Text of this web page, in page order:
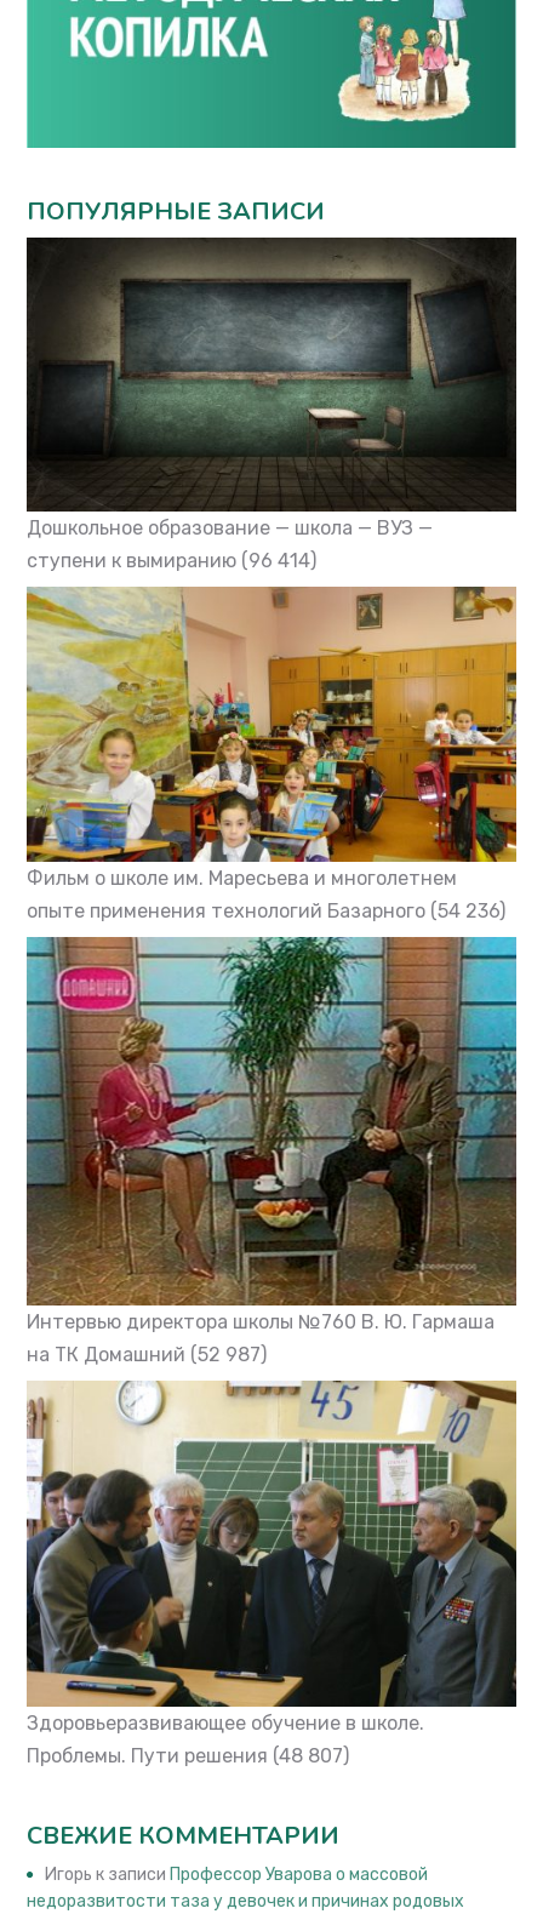
ПОПУЛЯРНЫЕ ЗАПИСИ
Дошкольное образование — школа — ВУЗ —
ступени к вымиранию (96 414)
Фильм о школе им. Маресьева и многолетнем
опыте применения технологий Базарного (54 236)
Интервью директора школы №760 В. Ю. Гармаша
на ТК Домашний (52 987)
Здоровьеразвивающее обучение в школе.
Проблемы. Пути решения (48 807)
СВЕЖИЕ КОММЕНТАРИИ
Игорь к записи Профессор Уварова о массовой
недоразвитости таза у девочек и причинах родовых